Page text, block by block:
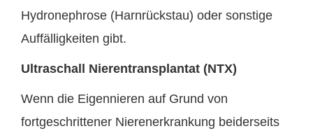
Hydronephrose (Harnrückstau) oder sonstige
Auffälligkeiten gibt.
Ultraschall Nierentransplantat (NTX)
Wenn die Eigennieren auf Grund von
fortgeschrittener Nierenerkrankung beiderseits